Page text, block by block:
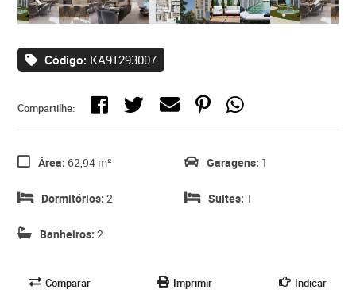
Código: KA91293007
Compartilhe:
Área: 62,94 m²
Dormitórios: 2
Banheiros: 2
Garagens: 1
Suites: 1
Comparar Imprimir Indicar